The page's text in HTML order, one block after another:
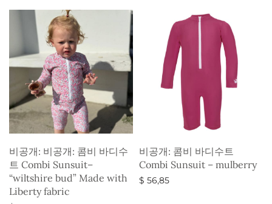
비공개: 비공개: 콤비 바디수
트 Combi Sunsuit–
“wiltshire bud” Made with
Liberty fabric
비공개: 콤비 바디수트
Combi Sunsuit – mulberry
$ 56,85